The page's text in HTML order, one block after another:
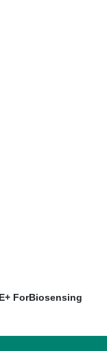
ForBiosensing